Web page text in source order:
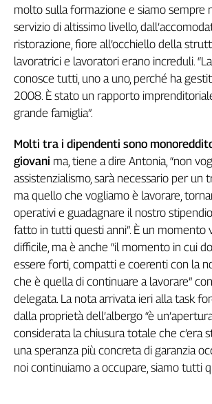
Archivio
Storico
1955-
2014
Cerca
Contatti
La
redazione
Newsletter
molto sulla formazione e siamo sempre
servizio di altissimo livello,
ristorazione, fiore all’occhiello della
lavoratrici e lavoratori erano increduli.
conosce tutti, uno a uno, perché ha
2008. È stato un rapporto
grande famiglia”.
Molti tra i dipendenti sono
giovani ma, tiene a dire Antonia, “non
assistenzialismo, sarà necessario per un
ma quello che vogliamo è lavorare,
operativi e guadagnare il nostro
fatto in tutti questi anni”. È un momento
difficile, ma è anche “il momento in cui
essere forti, compatti e coerenti con la
che è quella di continuare a lavorare”
delegata. La nota arrivata ieri alla task
dalla proprietà dell’albergo “è
considerata la chiusura totale che c’era
una speranza più concreta di garanzia
noi continuiamo a occupare, siamo tutti